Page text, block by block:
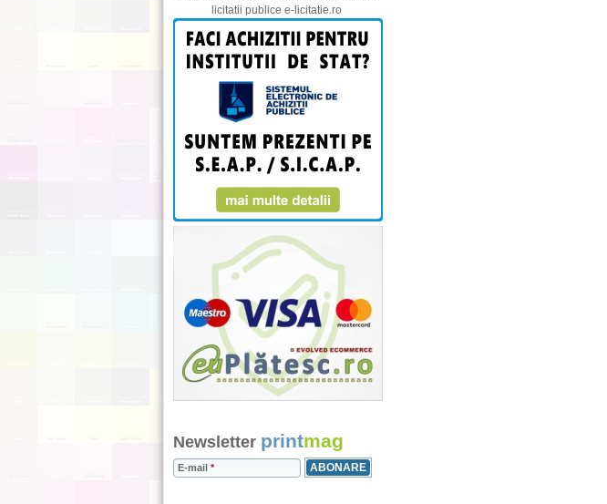
licitatii publice e-licitatie.ro
Newsletter printmag
E-mail *